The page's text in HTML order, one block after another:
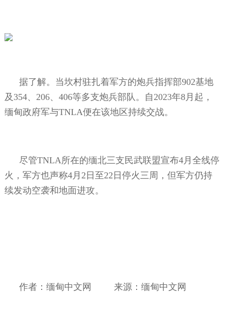
据了解。当坎村驻扎着军方的炮兵指挥部902基地
及 354、 206、 406等多支炮兵部队。自 2023年8月起，
缅甸政府军与TNLA便在该地区持续交战。
尽管TNLA 所在的缅北三支民武联盟宣布4 月全线停
火，军方也声称4月 2 日至22 日停火三周，但军方仍持
续发动空袭和地面进攻。
作者：缅甸中文网 来源：缅甸中文网